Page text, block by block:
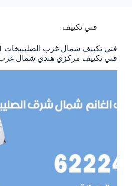
فني تكييف
فني تكييف مركزي هندي شمال غرب